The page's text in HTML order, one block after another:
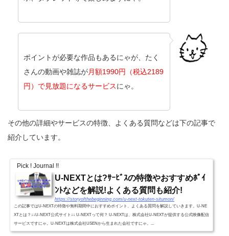
ポイントが必要な作品もあるにゃが、たく
さんの動画や雑誌が月額1990円（税込2189
円）で見放題になるサービスにゃ。
その他の詳細やサービスの特徴、よくある質問などは下の記事で
紹介しています。
Pick ! Journal !!
U-NEXTとは?ｻｰﾋﾞｽの特徴やおすすめﾎﾟｲ
ﾝﾄなどを解説!よくある質問も紹介!
https://storyofthebeginning.com/u-next-tokuten-situmon/
この記事ではU-NEXTの特徴や無料期間中におすすめポイント、よくある質問を解説していきます。U-NE
XTとは？↓↓U-NEXT公式サイト↓↓ U-NEXTって何？ U-NEXTは、株式会社U-NEXTが提供する公式映像配信
サービスですにゃ。U-NEXTは株式会社USENから生まれた会社ですにゃ。...